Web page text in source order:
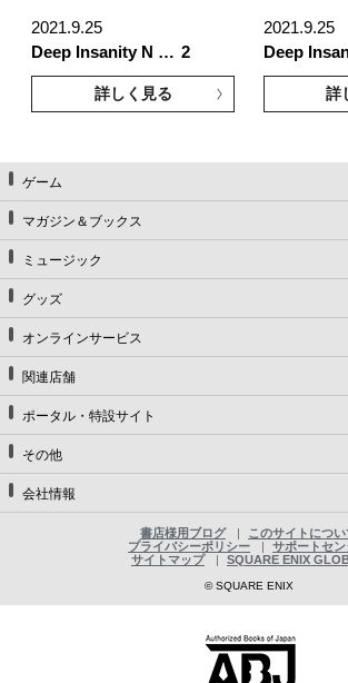
2021.9.25
Deep Insanity N … 2
詳しく見る
2021.9.25
Deep
詳
ゲーム
マガジン＆ブックス
ミュージック
グッズ
オンラインサービス
関連店舗
ポータル・特設サイト
その他
会社情報
書店様用ブログ
このサイトについ
プライバシーポリシー
サポートセン
サイトマップ
SQUARE ENIX
© SQUARE ENIX